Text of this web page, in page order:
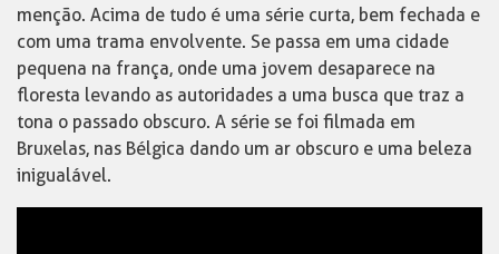
menção. Acima de tudo é uma série curta, bem fechada e
com uma trama envolvente. Se passa em uma cidade
pequena na frança, onde uma jovem desaparece na
floresta levando as autoridades a uma busca que traz a
tona o passado obscuro. A série se foi filmada em
Bruxelas, nas Bélgica dando um ar obscuro e uma beleza
inigualável.